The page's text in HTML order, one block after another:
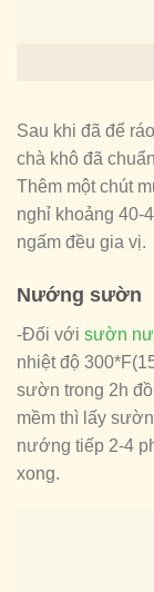
Sau khi đã để
chà khô đã
Thêm một chút
nghỉ khoảng 40-
ngấm đều gia vị.
Nướng sườn
-Đối với sườn
nhiệt độ
sườn trong 2h
mềm thì lấy
nướng tiếp 2-4
xong.